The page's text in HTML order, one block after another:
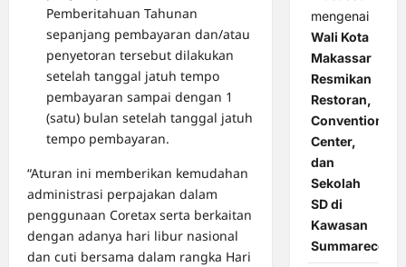
Pemberitahuan Tahunan
sepanjang pembayaran dan/atau
penyetoran tersebut dilakukan
setelah tanggal jatuh tempo
pembayaran sampai dengan 1
(satu) bulan setelah tanggal jatuh
tempo pembayaran.
“Aturan ini memberikan kemudahan
administrasi perpajakan dalam
penggunaan Coretax serta berkaitan
dengan adanya hari libur nasional
dan cuti bersama dalam rangka Hari
mengenai
Wali Kota
Makassar
Resmikan
Restoran,
Convention
Center,
dan
Sekolah
SD di
Kawasan
Summarecon